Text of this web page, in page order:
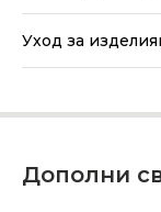
Уход за
Дополни